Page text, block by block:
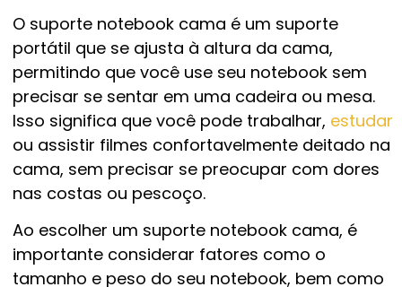
O suporte notebook cama é um suporte
portátil que se ajusta à altura da cama,
permitindo que você use seu notebook sem
precisar se sentar em uma cadeira ou mesa.
Isso significa que você pode trabalhar, estudar
ou assistir filmes confortavelmente deitado na
cama, sem precisar se preocupar com dores
nas costas ou pescoço.
Ao escolher um suporte notebook cama, é
importante considerar fatores como o
tamanho e peso do seu notebook, bem como